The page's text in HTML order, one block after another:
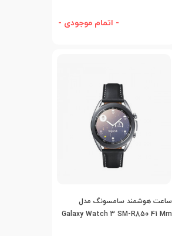
- اتمام موجودی -
اضافه به مقایسه
ساعت هوشمند سامسونگ مدل
Galaxy Watch 3 SM-R850 41 Mm